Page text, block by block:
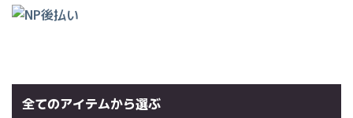
全てのアイテムから選ぶ